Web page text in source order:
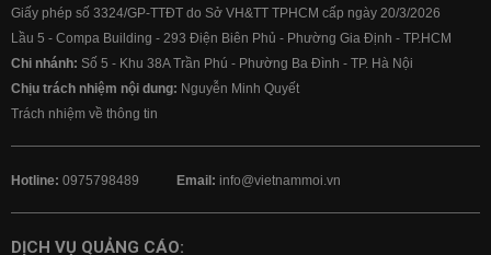
Giấy phép số 3324/GP-TTĐT do Sở VH&TT TPHCM cấp ngày 20/3/2026
Lầu 5 - Compa Building - 293 Điện Biên Phủ - Phường Gia Định - TP.HCM
Chi nhánh: Số 5 - Khu 38A Trần Phú - Phường Ba Đình - TP. Hà Nội
Chịu trách nhiệm nội dung: Nguyễn Minh Quyết
Trách nhiệm về thông tin
Hotline: 0975798489 Email: info@vietnammoi.vn
DỊCH VỤ QUẢNG CÁO: